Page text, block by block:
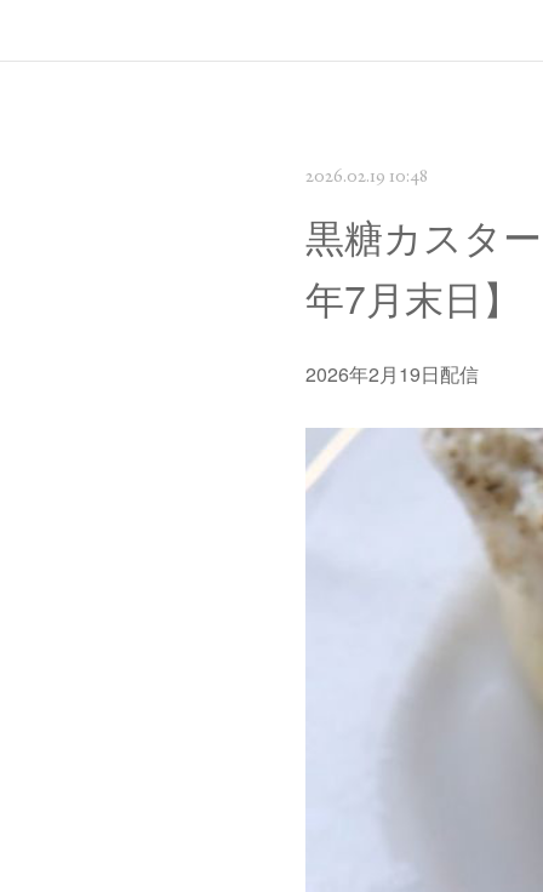
2026.02.19 10:48
黒糖カスタ
年7月末日】
2026年2月19日配信